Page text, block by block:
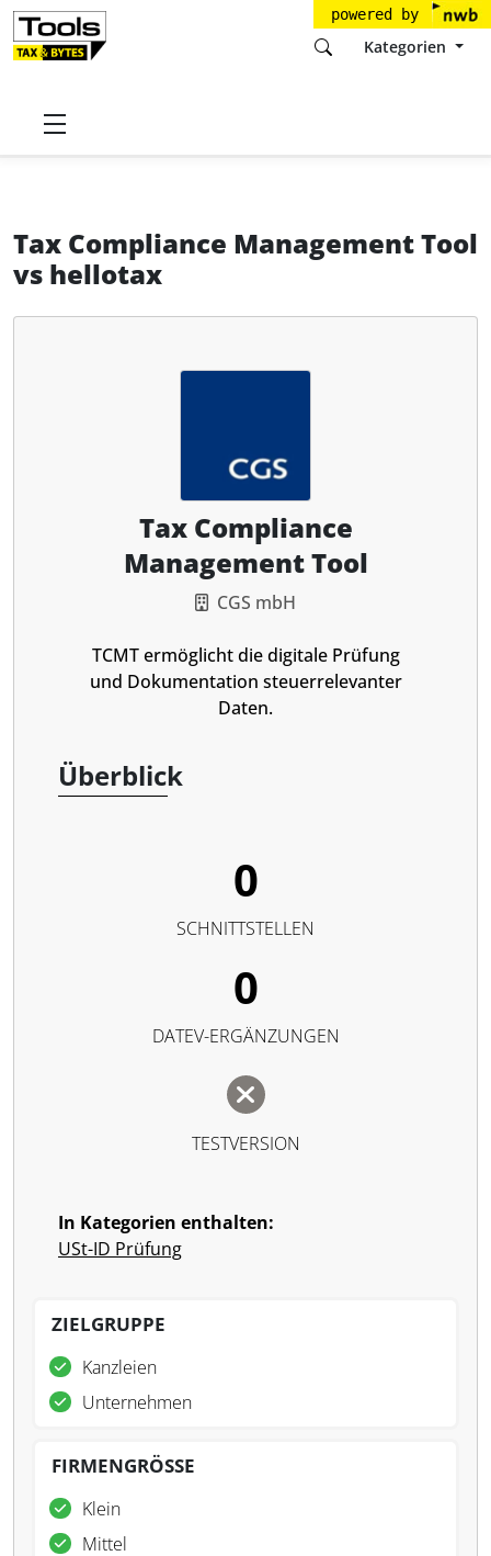
powered by
Kategorien
Startseite
Tax Compliance Management Tool
vs hellotax
Tax Compliance
Management Tool
CGS mbH
TCMT ermöglicht die digitale Prüfung
und Dokumentation steuerrelevanter
Daten.
Überblick
0
SCHNITTSTELLEN
0
DATEV-ERGÄNZUNGEN
TESTVERSION
In Kategorien enthalten:
USt-ID Prüfung
ZIELGRUPPE
Kanzleien
Unternehmen
FIRMENGRÖSSE
Klein
Mittel